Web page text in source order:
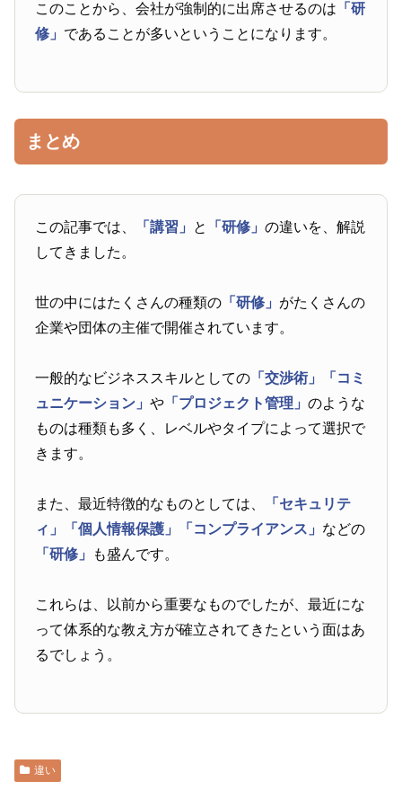
このことから、会社が強制的に出席させるのは 「研
修」 であることが多いということになります。
まとめ
この記事では、 「講習」 と 「研修」の違いを、解説
してきました。
世の中にはたくさんの種類の 「研修」 がたくさんの
企業や団体の主催で開催されています。
一般的なビジネススキルとしての 「交渉術」
「コミ
ュニケーション」や 「プロジェクト管理」のような
ものは種類も多く、レベルやタイプによって選択で
きます。
また、最近特徴的なものとしては、
「セキュリテ
ィ」
「個人情報保護」 「コンプライアンス」 などの
「研修」
も盛んです。
これらは、以前から重要なものでしたが、最近にな
って体系的な教え方が確立されてきたという面はあ
るでしょう。
違い